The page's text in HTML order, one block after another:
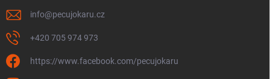
info@pecujokaru.cz
+420 705 974 973
https://www.facebook.com/pecujokaru